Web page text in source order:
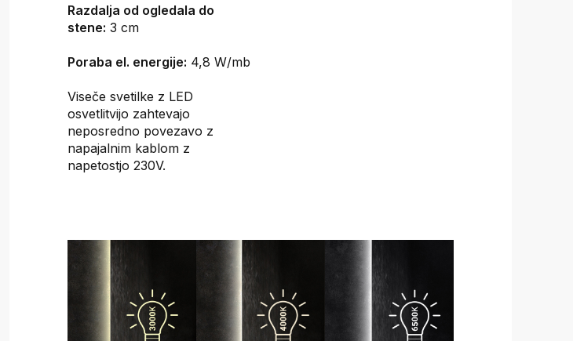
Razdalja od ogledala do
stene: 3 cm
Poraba el. energije: 4,8 W/mb
Viseče svetilke z LED
osvetlitvijo zahtevajo
neposredno povezavo z
napajalnim kablom z
napetostjo 230V.